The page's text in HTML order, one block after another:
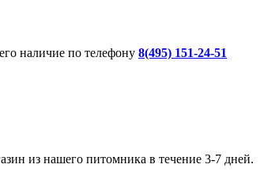
наличие по телефону 8(495) 151-24-51
из нашего питомника в течение 3-7 дней.